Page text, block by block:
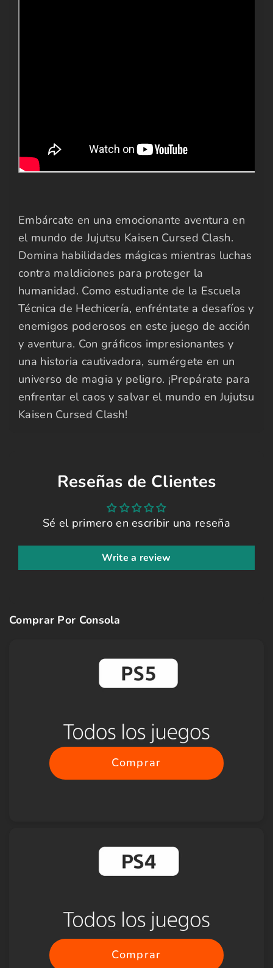
Embárcate en una emocionante aventura en
el mundo de Jujutsu Kaisen Cursed Clash.
Domina habilidades mágicas mientras luchas
contra maldiciones para proteger la
humanidad. Como estudiante de la Escuela
Técnica de Hechicería, enfréntate a desafíos y
enemigos poderosos en este juego de acción
y aventura. Con gráficos impresionantes y
una historia cautivadora, sumérgete en un
universo de magia y peligro. ¡Prepárate para
enfrentar el caos y salvar el mundo en Jujutsu
Kaisen Cursed Clash!
Reseñas de Clientes
Sé el primero en escribir una reseña
Write a review
Comprar Por Consola
Comprar
Comprar